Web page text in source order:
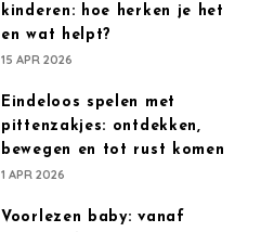
kinderen: hoe herken je het
en wat helpt?
15 APR 2026
Eindeloos spelen met
pittenzakjes: ontdekken,
bewegen en tot rust komen
1 APR 2026
Voorlezen baby: vanaf